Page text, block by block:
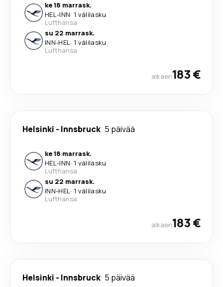
ke 18 marrask.
HEL-INN· 1 välilasku
Lufthansa
su 22 marrask.
INN-HEL· 1 välilasku
Lufthansa
alkaen183 €
Helsinki - Innsbruck 5 päivää
ke 18 marrask.
HEL-INN· 1 välilasku
Lufthansa
su 22 marrask.
INN-HEL· 1 välilasku
Lufthansa
alkaen183 €
Helsinki - Innsbruck 5 päivää